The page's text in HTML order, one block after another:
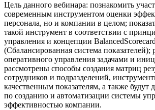
Цель данного вебинара: познакомить
современным инструментом оценки
персонала, но и компании в целом;
такой инструмент в соответствии с
управления и концепции BalancedScorecard
(Сбалансированная система показателей);
оперативного управления задачами и
рассмотрены способы создания матриц
сотрудников и подразделений,
качественным показателям, а также будут
по созданию и автоматизации системы
эффективностью компании.